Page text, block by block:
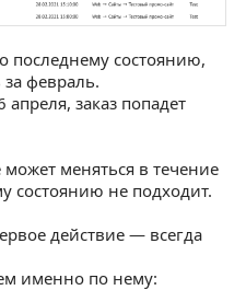
последнему состоянию,
за февраль.
апреля, заказ попадет
может меняться в течение
состоянию не подходит.
действие — всегда
именно по нему: